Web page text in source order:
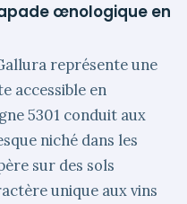
œnologique en
représente une
accessible en
5301 conduit aux
niché dans les
sur des sols
unique aux vins